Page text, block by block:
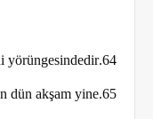
64.Dünya da Güneş de kendi yörüngesindedir.
65.Aynı Ay gibi parlıyordun dün akşam yine.